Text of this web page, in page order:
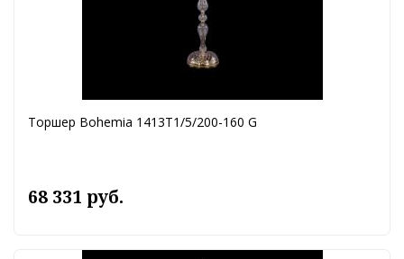
Торшер Bohemia 1413T1/5/200-160 G
68 331 руб.